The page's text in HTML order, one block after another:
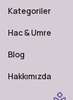
Kategoriler
Hac & Umre
Blog
Hakkımızda